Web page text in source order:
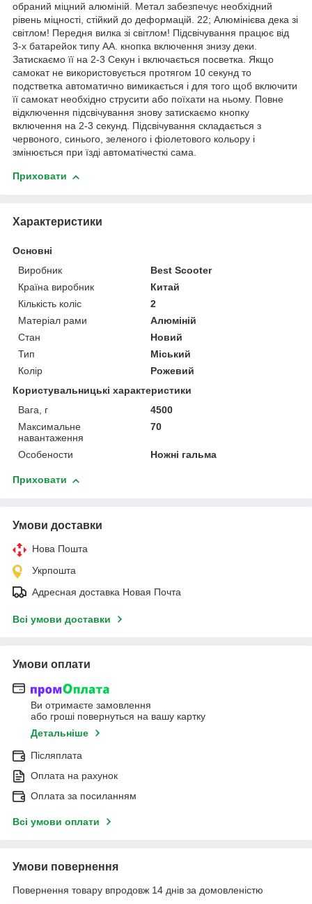
обраний міцний алюміній. Метал забезпечує необхідний
рівень міцності, стійкий до деформацій. 22; Алюмінієва дека зі
світлом! Передня вилка зі світлом! Підсвічування працює від
3-х батарейок типу АА. кнопка включення знизу деки.
Затискаємо її на 2-3 Секун і включається посветка. Якщо
самокат не використовується протягом 10 секунд то
подстветка автоматично вимикається і для того щоб включити
її самокат необхідно струсити або поїхати на ньому. Повне
відключення підсвічування знову затискаємо кнопку
включення на 2-3 секунд. Підсвічування складається з
червоного, синього, зеленого і фіолетового кольору і
змінюється при їзді автоматічесткі сама.
Приховати
Характеристики
Основні
Виробник
Best Scooter
Країна виробник
Китай
Кількість коліс
2
Матеріал рами
Алюміній
Стан
Новий
Тип
Міський
Колір
Рожевий
Користувальницькі характеристики
Вага, г
4500
Максимальне
навантаження
70
Особености Ножні гальма
Приховати
Умови доставки
Нова Пошта
Укрпошта
Адресная доставка Новая Почта
Всі умови доставки
Умови оплати
Ви отримаєте замовлення
або гроші повернуться на вашу картку
Детальніше
Післяплата
Оплата на рахунок
Оплата за посиланням
Всі умови оплати
Умови повернення
Повернення товару впродовж 14 днів за домовленістю